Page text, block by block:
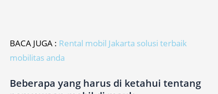
BACA JUGA : Rental mobil Jakarta solusi terbaik
mobilitas anda
Beberapa yang harus di ketahui tentang